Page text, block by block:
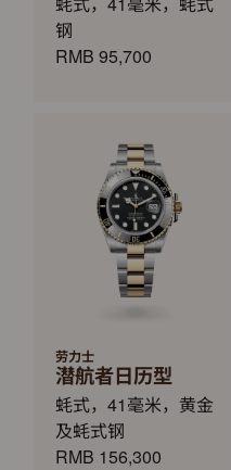
钢
RMB 95,700
劳力士
潜航者日历型
蚝式，41毫米，黄金
及蚝式钢
RMB 156,300